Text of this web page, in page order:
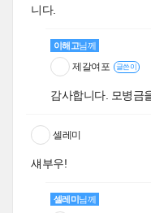
니다.
이해고님께
제갈여포 글쓴이
감사합니다. 모병금
셀레미
섀부우!
셀레미 님께